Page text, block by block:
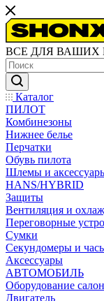
ВСЕ ДЛЯ ВАШИХ
Каталог
ПИЛОТ
Комбинезоны
Нижнее белье
Перчатки
Обувь пилота
Шлемы и
HANS/HYBRID
Защиты
Вентиляция и
Переговорные
Сумки
Секундомеры и
Аксессуары
АВТОМОБИЛЬ
Оборудование
Двигатель